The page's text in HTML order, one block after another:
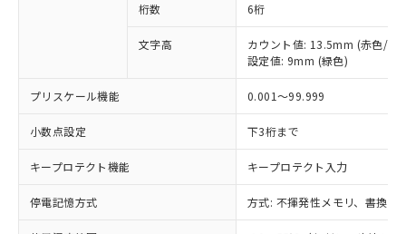
桁数 6桁
文字高
カウント値: 13.5mm (赤色/緑
設定値: 9mm (緑色)
プリスケール機能 0.001～99.999
小数点設定 下3桁まで
キープロテクト機能 キープロテクト入力
停電記憶方式 方式: 不揮発性メモリ、書換
ご利用条件
以下の条件をお読みいただき、同意のうえ
ご利用ください。
商品の当社在庫状況および標準価格
(税抜)を提供させていただくもので
対応済み：EU RoHS指令（10物質）の
非含有に対応した製品が提供可能な商品で
対応予定：EU RoHS指令（10物質）の非含
有に対応した製品に切り替える予定のある
商品です。
対応予定なし：EU RoHS指令（10物質）の
非含有に非対応の商品で、対応品を出す予
定はありません。
調査・確認中：EU RoHS指令（10物質）の
非含有の対応状況を調査中または確認中の
※1 中国RoHS○×表